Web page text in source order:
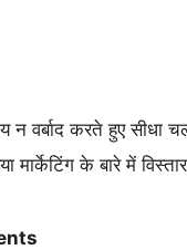
न वर्बाद करते हुए
मार्केटिंग के बारे में